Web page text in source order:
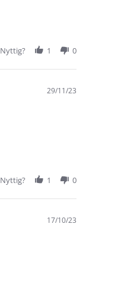
Nyttig? 1 0
29/11/23
Nyttig? 1 0
17/10/23